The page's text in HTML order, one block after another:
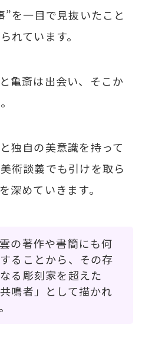
を一目で見抜いたこと
れています。
亀斎は出会い、そこか
独自の美意識を持って
術談義でも引けを取ら
深めていきます。
の著作や書簡にも何
ることから、その存
る彫刻家を超えた
共鳴者」として描かれ